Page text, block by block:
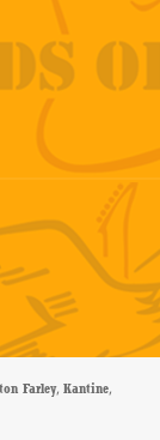
Farley,Kantine,
Drayton Farley –